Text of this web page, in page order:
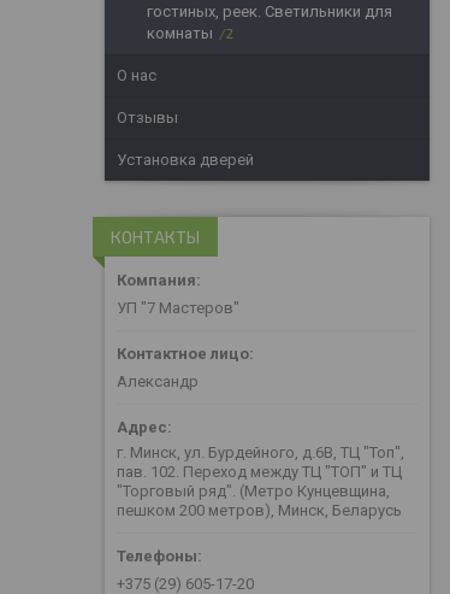
гостиных, реек. Светильники для
комнаты
2
О нас
Отзывы
Установка дверей
КОНТАКТЫ
УП "7 Мастеров"
Александр
г. Минск, ул. Бурдейного, д.6В, ТЦ "Топ",
пав. 102. Переход между ТЦ "ТОП" и ТЦ
"Торговый ряд". (Метро Кунцевщина,
пешком 200 метров), Минск, Беларусь
+375 (29) 605-17-20